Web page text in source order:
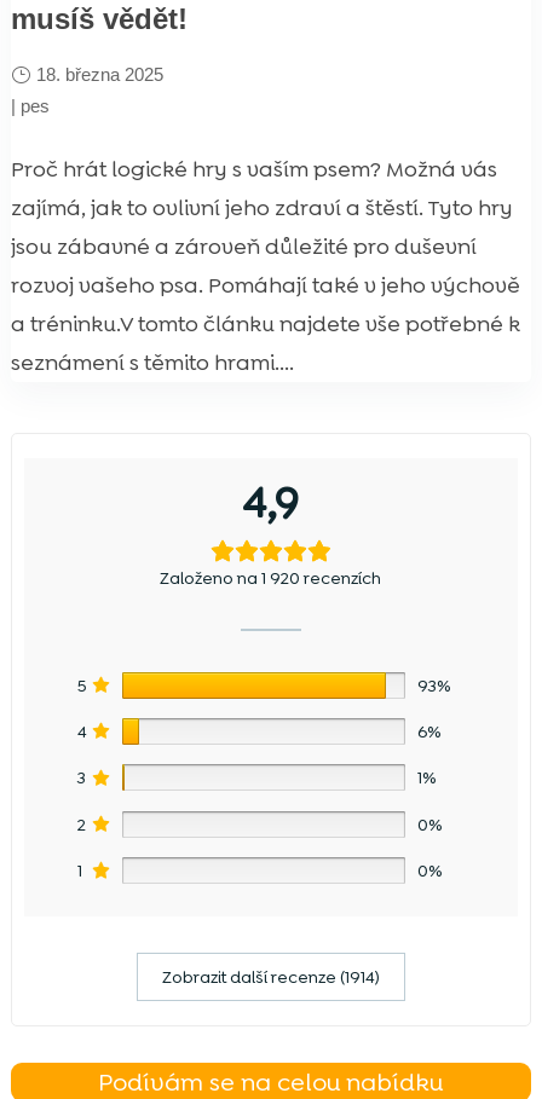
musíš vědět!
18. března 2025
| pes
Proč hrát logické hry s vaším psem? Možná vás
zajímá, jak to ovlivní jeho zdraví a štěstí. Tyto hry
jsou zábavné a zároveň důležité pro duševní
rozvoj vašeho psa. Pomáhají také v jeho výchově
a tréninku.V tomto článku najdete vše potřebné k
seznámení s těmito hrami....
4,9
Založeno na 1 920 recenzích
5 93%
4 6%
3 1%
2 0%
1 0%
Zobrazit další recenze (1914)
Podívám se na celou nabídku